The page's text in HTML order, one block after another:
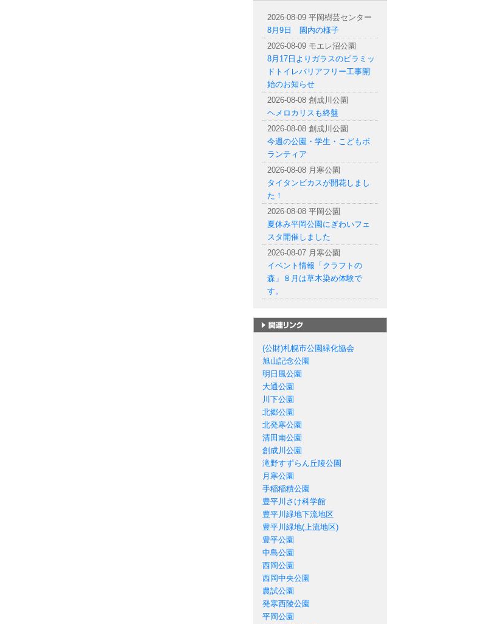
2026-08-09 平岡樹芸センター
8月9日 園内の様子
2026-08-09 モエレ沼公園
8月17日よりガラスのピラミッ
ドトイレバリアフリー工事開
始のお知らせ
2026-08-08 創成川公園
ヘメロカリスも終盤
2026-08-08 創成川公園
今週の公園・学生・こどもボ
ランティア
2026-08-08 月寒公園
タイタンビカスが開花しまし
た！
2026-08-08 平岡公園
夏休み平岡公園にぎわいフェ
スタ開催しました
2026-08-07 月寒公園
イベント情報「クラフトの
森」８月は草木染め体験で
す。
(公財)札幌市公園緑化協会
旭山記念公園
明日風公園
大通公園
川下公園
北郷公園
北発寒公園
清田南公園
創成川公園
滝野すずらん丘陵公園
月寒公園
手稲稲積公園
豊平川さけ科学館
豊平川緑地下流地区
豊平川緑地(上流地区)
豊平公園
中島公園
西岡公園
西岡中央公園
農試公園
発寒西陵公園
平岡公園